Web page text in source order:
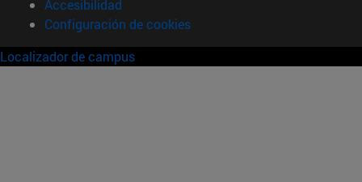
Accesibilidad
Configuración de cookies
Localizador de campus